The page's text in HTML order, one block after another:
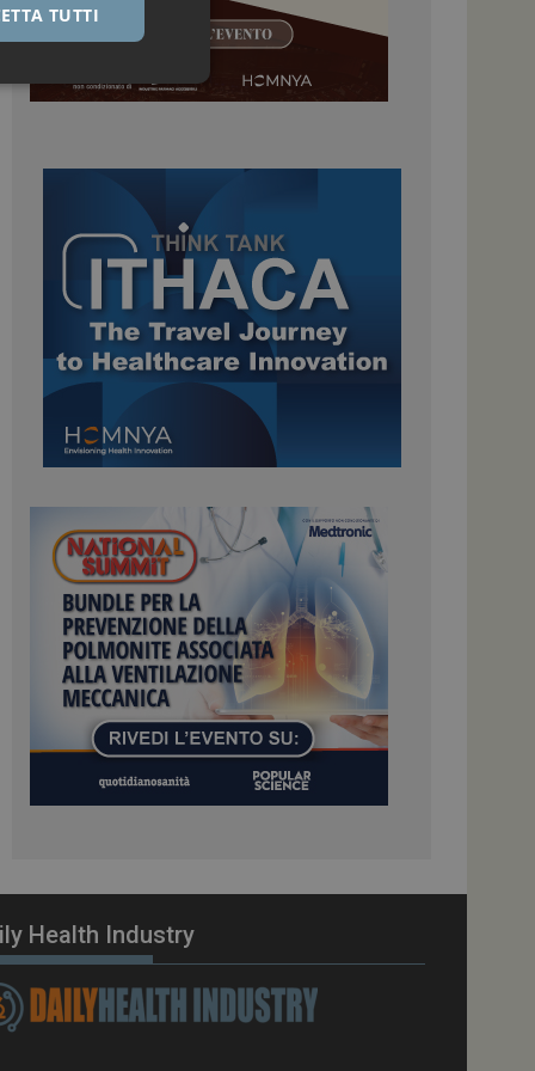
Health Industry
TUTTI
sulle pagine
Universal
da Google.
utenti
in modo casuale
in ogni richiesta
di analisi dei
piattaforma di
carico, questo
sessione di
gestite dallo
sul linguaggio
utilizzato per
Normalmente è
il modo in cui
il sito, ma un
di accesso per un
visitatore.
che le richieste
Analytics per
per abilitare